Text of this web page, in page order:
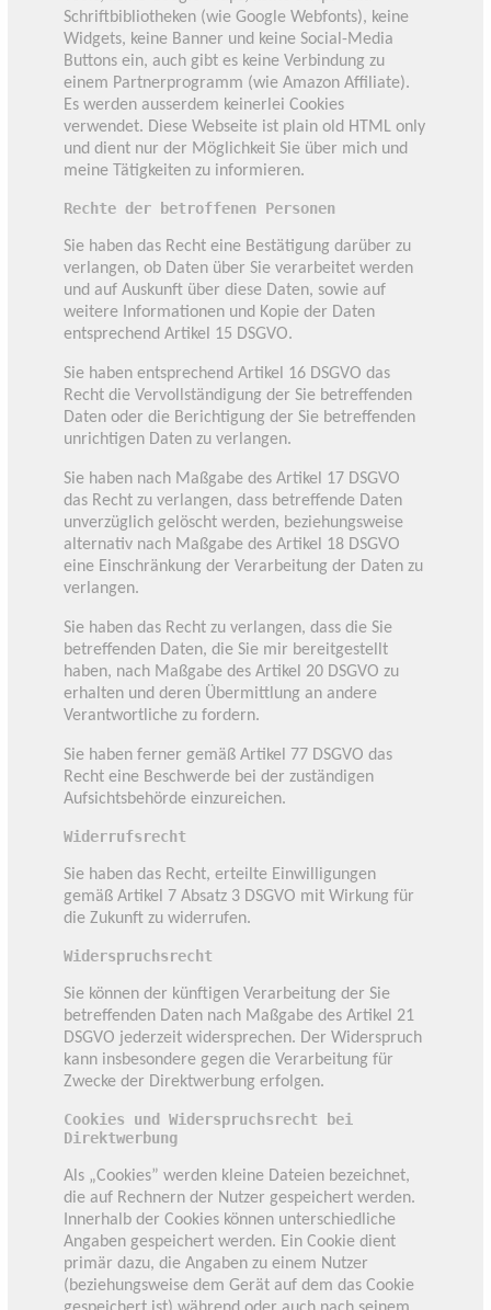
Schriftbibliotheken (wie Google Webfonts), keine
Widgets, keine Banner und keine Social-Media
Buttons ein, auch gibt es keine Verbindung zu
einem Partnerprogramm (wie Amazon Affiliate).
Es werden ausserdem keinerlei Cookies
verwendet. Diese Webseite ist plain old HTML only
und dient nur der Möglichkeit Sie über mich und
meine Tätigkeiten zu informieren.
Rechte der betroffenen Personen
Sie haben das Recht eine Bestätigung darüber zu
verlangen, ob Daten über Sie verarbeitet werden
und auf Auskunft über diese Daten, sowie auf
weitere Informationen und Kopie der Daten
entsprechend Artikel 15 DSGVO.
Sie haben entsprechend Artikel 16 DSGVO das
Recht die Vervollständigung der Sie betreffenden
Daten oder die Berichtigung der Sie betreffenden
unrichtigen Daten zu verlangen.
Sie haben nach Maßgabe des Artikel 17 DSGVO
das Recht zu verlangen, dass betreffende Daten
unverzüglich gelöscht werden, beziehungsweise
alternativ nach Maßgabe des Artikel 18 DSGVO
eine Einschränkung der Verarbeitung der Daten zu
verlangen.
Sie haben das Recht zu verlangen, dass die Sie
betreffenden Daten, die Sie mir bereitgestellt
haben, nach Maßgabe des Artikel 20 DSGVO zu
erhalten und deren Übermittlung an andere
Verantwortliche zu fordern.
Sie haben ferner gemäß Artikel 77 DSGVO das
Recht eine Beschwerde bei der zuständigen
Aufsichtsbehörde einzureichen.
Widerrufsrecht
Sie haben das Recht, erteilte Einwilligungen
gemäß Artikel 7 Absatz 3 DSGVO mit Wirkung für
die Zukunft zu widerrufen.
Widerspruchsrecht
Sie können der künftigen Verarbeitung der Sie
betreffenden Daten nach Maßgabe des Artikel 21
DSGVO jederzeit widersprechen. Der Widerspruch
kann insbesondere gegen die Verarbeitung für
Zwecke der Direktwerbung erfolgen.
Cookies und Widerspruchsrecht bei
Direktwerbung
Als „Cookies” werden kleine Dateien bezeichnet,
die auf Rechnern der Nutzer gespeichert werden.
Innerhalb der Cookies können unterschiedliche
Angaben gespeichert werden. Ein Cookie dient
primär dazu, die Angaben zu einem Nutzer
(beziehungsweise dem Gerät auf dem das Cookie